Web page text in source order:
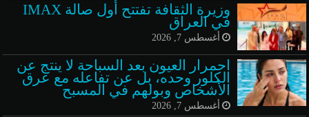
وزيرة الثقافة تفتتح أول صالة IMAX
في العراق
أغسطس 7, 2026
احمرار العيون بعد السباحة لا ينتج عن
الكلور وحده، بل عن تفاعله مع عرق
الأشخاص وبولهم في المسبح
أغسطس 7, 2026